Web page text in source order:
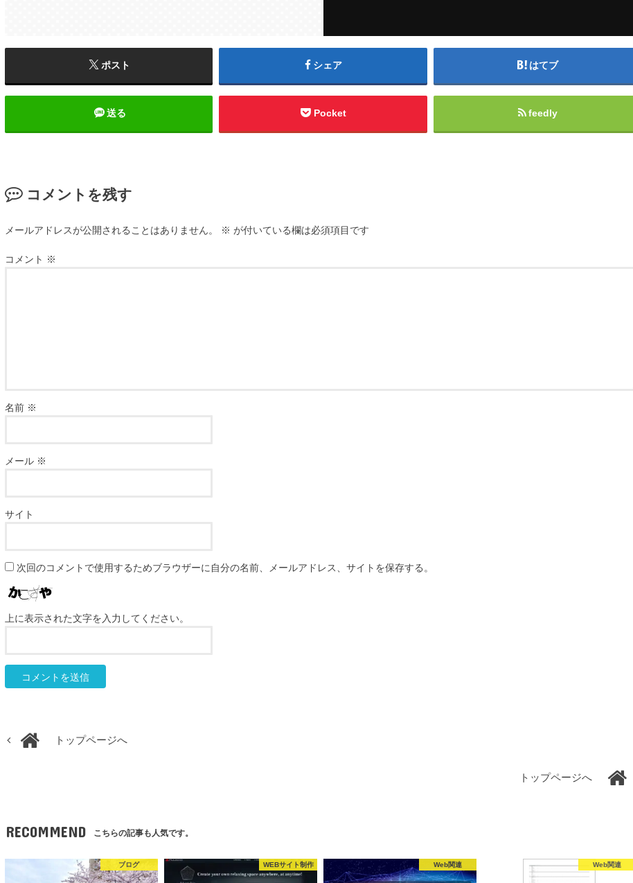
ポスト シェア はてブ
送る Pocket feedly
コメントを残す
メールアドレスが公開されることはありません。 ※ が付いている欄は必須項目です
コメント ※
名前 ※
メール ※
サイト
次回のコメントで使用するためブラウザーに自分の名前、メールアドレス、サイトを保存する。
上に表示された文字を入力してください。
トップページへ
トップページへ
RECOMMEND こちらの記事も人気です。
ブログ WEBサイト制作 Web関連 Web関連